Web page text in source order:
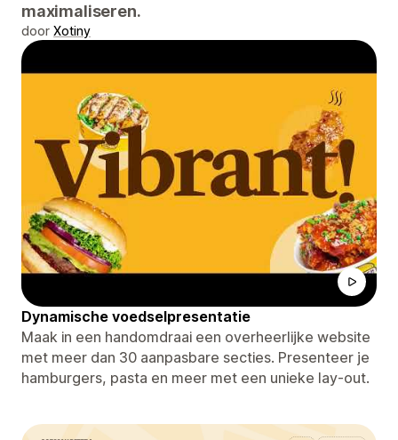
maximaliseren.
door Xotiny
Dynamische voedselpresentatie
Maak in een handomdraai een overheerlijke website
met meer dan 30 aanpasbare secties. Presenteer je
hamburgers, pasta en meer met een unieke lay-out.